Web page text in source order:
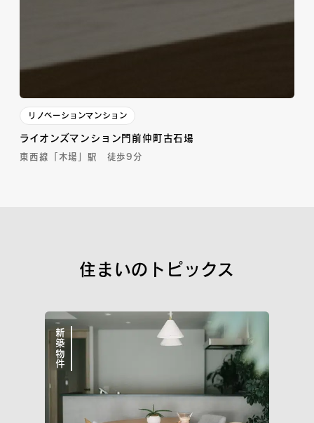
リノベーションマンション
ライオンズマンション門前仲町古石場
東西線「木場」駅 徒歩9分
住まいのトピックス
新築物件